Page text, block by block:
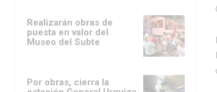
Realizarán obras de
puesta en valor del
Museo del Subte
Por obras, cierra la